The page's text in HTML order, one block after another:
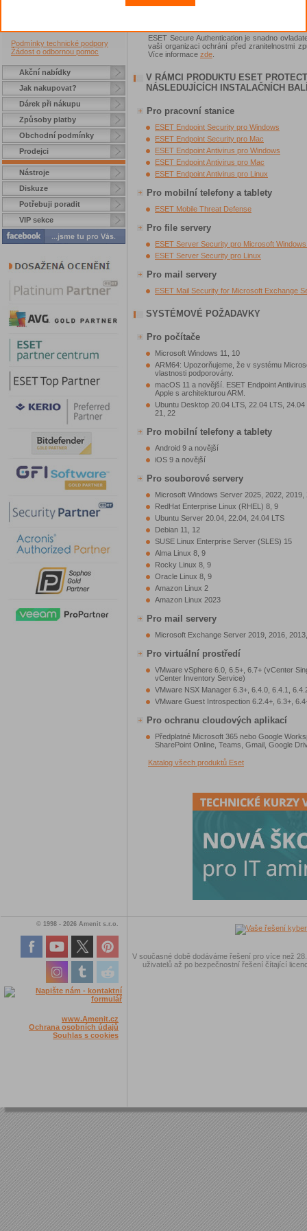
Podmínky technické podpory
Žádost o odbornou pomoc
Akční nabídky
Jak nakupovat?
Dárek při nákupu
Způsoby platby
Obchodní podmínky
Prodejci
Nástroje
Diskuze
Potřebuji poradit
VIP sekce
ESET Secure Authentication je snadno
vaši organizaci ochrání před zranitelnostmi
Více informace zde
V RÁMCI PRODUKTU ESET
NÁSLEDUJÍCÍCH INSTALAČNÍCH
Pro pracovní stanice
ESET Endpoint Security pro Windows
ESET Endpoint Security pro Mac
ESET Endpoint Antivirus pro Windows
ESET Endpoint Antivirus pro Mac
ESET Endpoint Antivirus pro Linux
Pro mobilní telefony a tablety
ESET Mobile Threat Defense
Pro file servery
ESET Server Security pro Microsoft
ESET Server Security pro Linux
Pro mail servery
ESET Mail Security for Microsoft Exchange
SYSTÉMOVÉ POŽADAVKY
Pro počítače
Microsoft Windows 11, 10
ARM64: Upozorňujeme, že v systému
vlastnosti podporovány.
macOS 11 a novější. ESET Endpoint
Apple s architekturou ARM.
Ubuntu Desktop 20.04 LTS, 22.04 LTS,
21, 22
Pro mobilní telefony a tablety
Android 9 a novější
iOS 9 a novější
Pro souborové servery
Microsoft Windows Server 2025, 2022,
RedHat Enterprise Linux (RHEL) 8, 9
Ubuntu Server 20.04, 22.04, 24.04 LTS
Debian 11, 12
SUSE Linux Enterprise Server (SLES) 15
Alma Linux 8, 9
Rocky Linux 8, 9
Oracle Linux 8, 9
Amazon Linux 2
Amazon Linux 2023
Pro mail servery
Microsoft Exchange Server 2019, 2016,
Pro virtuální prostředí
VMware vSphere 6.0, 6.5+, 6.7+ (vCenter
vCenter Inventory Service)
VMware NSX Manager 6.3+, 6.4.0, 6.4.1,
VMware Guest Introspection 6.2.4+, 6.3+,
Pro ochranu cloudových aplikací
Předplatné Microsoft 365 nebo Google
SharePoint Online, Teams, Gmail, Google
Katalog všech produktů Eset
© 1998 - 2026 Amenit s.r.o.
www.Amenit.cz
Ochrana osobních údajů
Souhlas s cookies
V současné době dodáváme řešení pro více než
uživatelů až po bezpečnostní řešení čítající